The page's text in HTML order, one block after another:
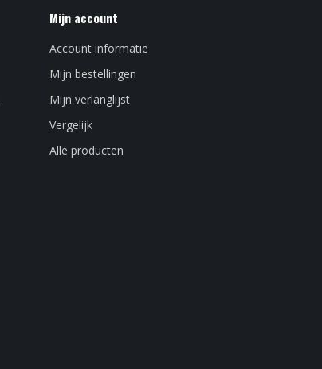
Mijn account
Account informatie
Mijn bestellingen
Mijn verlanglijst
Vergelijk
Alle producten